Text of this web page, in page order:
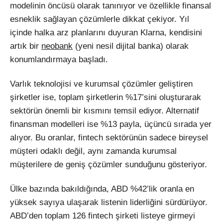
modelinin öncüsü olarak tanınıyor ve özellikle finansal
esneklik sağlayan çözümlerle dikkat çekiyor. Yıl
içinde halka arz planlarını duyuran Klarna, kendisini
artık bir neobank (yeni nesil dijital banka) olarak
konumlandırmaya başladı.
Varlık teknolojisi ve kurumsal çözümler geliştiren
şirketler ise, toplam şirketlerin %17’sini oluşturarak
sektörün önemli bir kısmını temsil ediyor. Alternatif
finansman modelleri ise %13 payla, üçüncü sırada yer
alıyor. Bu oranlar, fintech sektörünün sadece bireysel
müşteri odaklı değil, aynı zamanda kurumsal
müşterilere de geniş çözümler sunduğunu gösteriyor.
Ülke bazında bakıldığında, ABD %42’lik oranla en
yüksek sayıya ulaşarak listenin liderliğini sürdürüyor.
ABD’den toplam 126 fintech şirketi listeye girmeyi